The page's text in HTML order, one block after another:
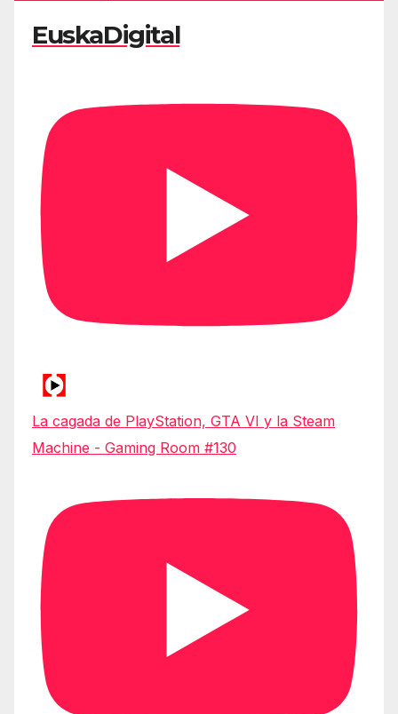
EuskaDigital
La cagada de PlayStation, GTA VI y la Steam
Machine - Gaming Room #130